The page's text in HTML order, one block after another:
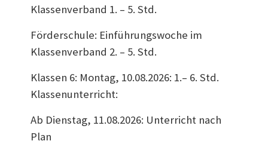
Klassenverband 1. – 5. Std.
Förderschule: Einführungswoche im
Klassenverband 2. – 5. Std.
Klassen 6: Montag, 10.08.2026: 1.– 6. Std.
Klassenunterricht:
Ab Dienstag, 11.08.2026: Unterricht nach
Plan